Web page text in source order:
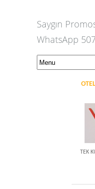
Saygın
WhatsApp
TEK